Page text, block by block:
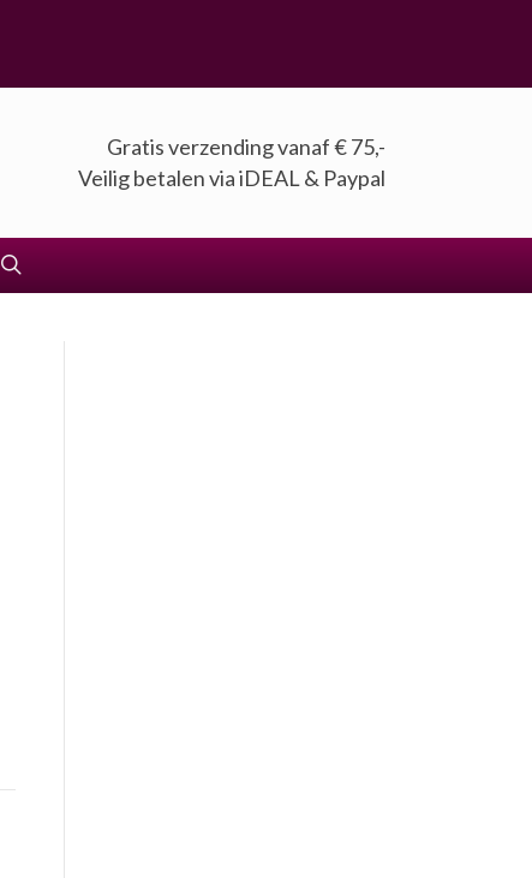
Gratis verzending vanaf € 75,-
Veilig betalen via iDEAL & Paypal